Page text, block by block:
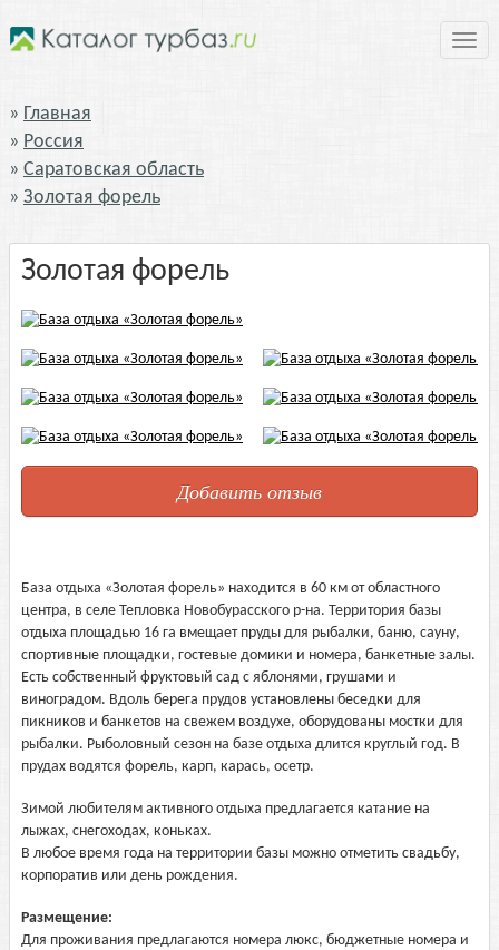
Главная
Россия
Саратовская область
Золотая форель
Золотая форель
Добавить отзыв
База отдыха «Золотая форель» находится в 60 км от областного
центра, в селе Тепловка Новобурасского р-на. Территория базы
отдыха площадью 16 га вмещает пруды для рыбалки, баню, сауну,
спортивные площадки, гостевые домики и номера, банкетные залы.
Есть собственный фруктовый сад с яблонями, грушами и
виноградом. Вдоль берега прудов установлены беседки для
пикников и банкетов на свежем воздухе, оборудованы мостки для
рыбалки. Рыболовный сезон на базе отдыха длится круглый год. В
прудах водятся форель, карп, карась, осетр.
Зимой любителям активного отдыха предлагается катание на
лыжах, снегоходах, коньках.
В любое время года на территории базы можно отметить свадьбу,
корпоратив или день рождения.
Размещение:
Для проживания предлагаются номера люкс, бюджетные номера и